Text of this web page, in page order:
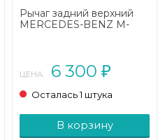
Рычаг задний верхний
MERCEDES-BENZ M-
ЦЕНА: 6 300 ₽
Осталась 1 штука
В корзину